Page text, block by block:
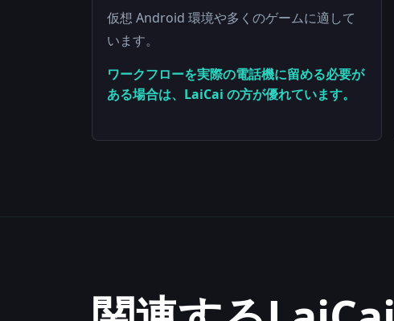
仮想 Android 環境や多くのゲームに適して
います。
ワークフローを実際の電話機に留める必要が
ある場合は、LaiCai の方が優れています。